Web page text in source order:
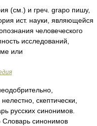
(см.) и греч. grapo пишу,
ист. науки, являющейся
человеческого
исследований,
или
скептически,
русских синонимов.
Словарь синонимов